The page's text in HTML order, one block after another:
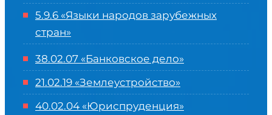
5.9.6 «Языки народов зарубежных
стран»
38.02.07 «Банковское дело»
21.02.19 «Землеустройство»
40.02.04 «Юриспруденция»